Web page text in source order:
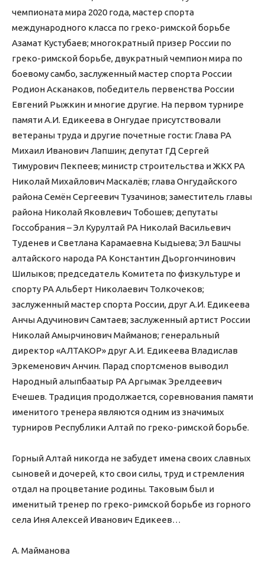
чемпионата мира 2020 года, мастер спорта
международного класса по греко-римской борьбе
Азамат Кустубаев; многократный призер России по
греко-римской борьбе, двукратный чемпион мира по
боевому самбо, заслуженный мастер спорта России
Родион Асканаков, победитель первенства России
Евгений Рыжкин и многие другие. На первом турнире
памяти А.И. Едикеева в Онгудае присутствовали
ветераны труда и другие почетные гости: Глава РА
Михаил Иванович Лапшин; депутат ГД Сергей
Тимурович Пекпеев; министр строительства и ЖКХ РА
Николай Михайлович Маскалёв; глава Онгудайского
района Семён Сергеевич Тузачинов; заместитель главы
района Николай Яковлевич Тобошев; депутаты
Госсобрания – Эл Курултай РА Николай Васильевич
Туденев и Светлана Карамаевна Кыдыева; Эл Башчы
алтайского народа РА Константин Дьоргончинович
Шилыков; председатель Комитета по физкультуре и
спорту РА Альберт Николаевич Толкочеков;
заслуженный мастер спорта России, друг А.И. Едикеева
Анчы Адучинович Самтаев; заслуженный артист России
Николай Амырчинович Майманов; генеральный
директор «АЛТАКОР» друг А.И. Едикеева Владислав
Эркеменович Анчин. Парад спортсменов выводил
Народный алыпбаатыр РА Аргымак Эрелдеевич
Ечешев. Традиция продолжается, соревнования памяти
именитого тренера являются одним из значимых
турниров Республики Алтай по греко-римской борьбе.
Горный Алтай никогда не забудет имена своих славных
сыновей и дочерей, кто свои силы, труд и стремления
отдал на процветание родины. Таковым был и
именитый тренер по греко-римской борьбе из горного
села Иня Алексей Иванович Едикеев…
А. Майманова